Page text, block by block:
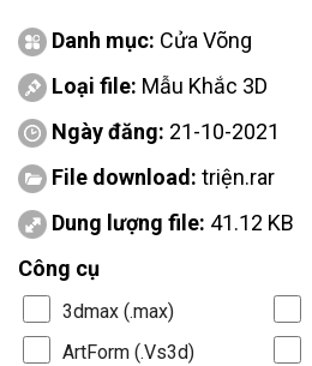
Danh mục: Cửa Võng
Loại file: Mẫu Khắc 3D
Ngày đăng: 21-10-2021
File download: triện.rar
Dung lượng file: 41.12 KB
Công cụ
3dmax (.max)
ArtForm (.Vs3d)